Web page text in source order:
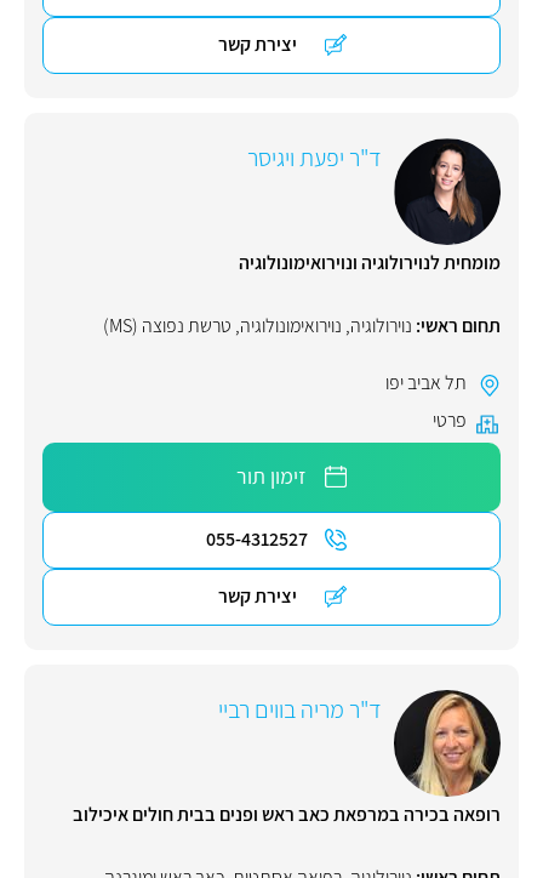
יצירת קשר
ד"ר יפעת ויגיסר
מומחית לנוירולוגיה ונוירואימונולוגיה
תחום ראשי: נוירולוגיה, נוירואימונולוגיה, טרשת נפוצה (MS)
תל אביב יפו
פרטי
זימון תור
055-4312527
יצירת קשר
ד"ר מריה בווים רביי
רופאה בכירה במרפאת כאב ראש ופנים בבית חולים איכילוב